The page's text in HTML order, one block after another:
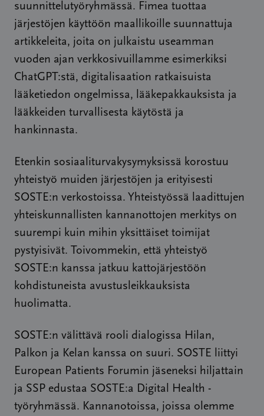
suunnittelutyöryhmässä. Fimea tuottaa
järjestöjen käyttöön maallikoille suunnattuja
artikkeleita, joita on julkaistu useamman
vuoden ajan verkkosivuillamme esimerkiksi
ChatGPT:stä, digitalisaation ratkaisuista
lääketiedon ongelmissa, lääkepakkauksista ja
lääkkeiden turvallisesta käytöstä ja
hankinnasta.
Etenkin sosiaaliturvakysymyksissä korostuu
yhteistyö muiden järjestöjen ja erityisesti
SOSTE:n verkostoissa. Yhteistyössä laadittujen
yhteiskunnallisten kannanottojen merkitys on
suurempi kuin mihin yksittäiset toimijat
pystyisivät. Toivommekin, että yhteistyö
SOSTE:n kanssa jatkuu kattojärjestöön
kohdistuneista avustusleikkauksista
huolimatta.
SOSTE:n välittävä rooli dialogissa Hilan,
Palkon ja Kelan kanssa on suuri. SOSTE liittyi
European Patients Forumin jäseneksi hiljattain
ja SSP edustaa SOSTE:a Digital Health -
työryhmässä. Kannanotoissa, joissa olemme